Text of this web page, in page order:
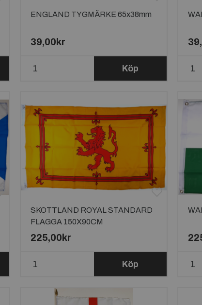
ENGLAND TYGMÄRKE 65x38mm
39,00kr
Köp
SKOTTLAND ROYAL STANDARD
FLAGGA 150X90CM
225,00kr
Köp